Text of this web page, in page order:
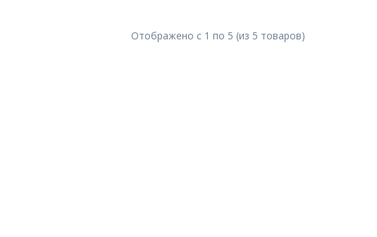
Отображено с 1 по 5 (из 5 товаров)